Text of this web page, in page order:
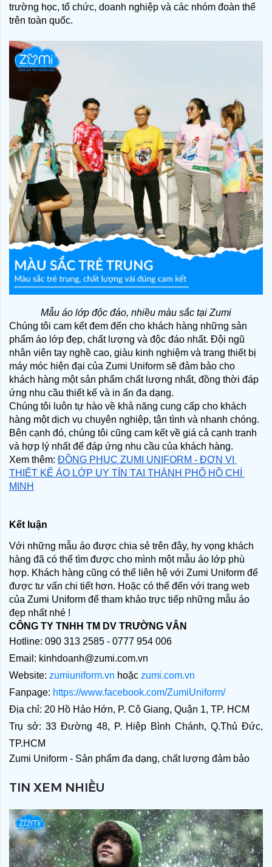
TIN XEM NHIỀU
trường học, tổ chức, doanh nghiệp và các nhóm đoàn thể
trên toàn quốc.
Mẫu áo lớp độc đáo, nhiều màu sắc tại Zumi
Chúng tôi cam kết đem đến cho khách hàng những sản
phẩm áo lớp đẹp, chất lượng và độc đáo nhất. Đội ngũ
nhân viên tay nghề cao, giàu kinh nghiệm và trang thiết bị
máy móc hiện đại của Zumi Uniform sẽ đảm bảo cho
khách hàng một sản phẩm chất lượng nhất, đồng thời đáp
ứng nhu cầu thiết kế và in ấn đa dạng.
Chúng tôi luôn tự hào về khả năng cung cấp cho khách
hàng một dịch vụ chuyên nghiệp, tận tình và nhanh chóng.
Bên cạnh đó, chúng tôi cũng cam kết về giá cả cạnh tranh
và hợp lý nhất để đáp ứng nhu cầu của khách hàng.
Xem thêm: ĐỒNG PHỤC ZUMI UNIFORM - ĐƠN VỊ
THIẾT KẾ ÁO LỚP UY TÍN TẠI THÀNH PHỐ HỒ CHÍ
MINH
Kết luận
Với những mẫu áo được chia sẻ trên đây, hy vọng khách
hàng đã có thể tìm được cho mình một mẫu áo lớp phù
hợp. Khách hàng cũng có thể liên hệ với Zumi Uniform để
được tư vấn chi tiết hơn. Hoặc có thể đến với trang web
của Zumi Uniform để tham khảo trực tiếp những mẫu áo
đẹp nhất nhé !
CÔNG TY TNHH TM DV TRƯỜNG VÂN
Hotline: 090 313 2585 - 0777 954 006
Email: kinhdoanh@zumi.com.vn
Website: zumiuniform.vn hoặc zumi.com.vn
Fanpage: https://www.facebook.com/ZumiUniform/
Địa chỉ: 20 Hồ Hảo Hớn, P. Cô Giang, Quận 1, TP. HCM
Trụ sở: 33 Đường 48, P. Hiệp Bình Chánh, Q.Thủ Đức,
TP.HCM
Zumi Uniform - Sản phẩm đa dạng, chất lượng đảm bảo